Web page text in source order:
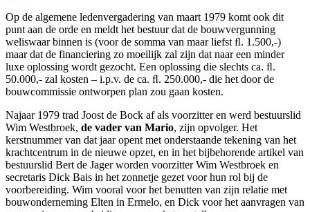
Op de algemene ledenvergadering van maart 1979 komt ook dit
punt aan de orde en meldt het bestuur dat de bouwvergunning
weliswaar binnen is (voor de somma van maar liefst ﬂ. 1.500,-)
maar dat de financiering zo moeilijk zal zijn dat naar een minder
luxe oplossing wordt gezocht. Een oplossing die slechts ca. ﬂ.
50.000,- zal kosten – i.p.v. de ca. ﬂ. 250.000,- die het door de
bouwcommissie ontworpen plan zou gaan kosten.
Najaar 1979 trad Joost de Bock af als voorzitter en werd bestuurslid
Wim Westbroek, de vader van Mario, zijn opvolger. Het
kerstnummer van dat jaar opent met onderstaande tekening van het
krachtcentrum in de nieuwe opzet, en in het bijbehorende artikel van
bestuurslid Bert de Jager worden voorzitter Wim Westbroek en
secretaris Dick Bais in het zonnetje gezet voor hun rol bij de
voorbereiding. Wim vooral voor het benutten van zijn relatie met
bouwonderneming Elten in Ermelo, en Dick voor het aanvragen van